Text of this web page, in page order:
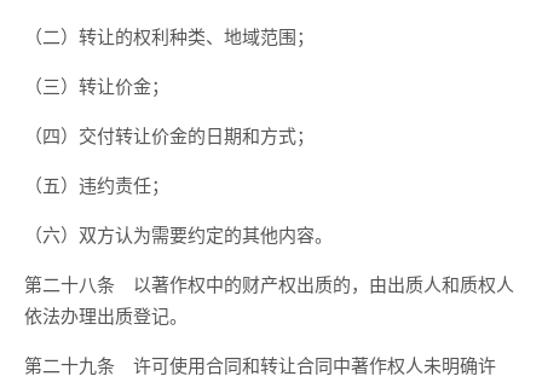
（二）转让的权利种类、地域范围；
（三）转让价金；
（四）交付转让价金的日期和方式；
（五）违约责任；
（六）双方认为需要约定的其他内容。
第二十八条 以著作权中的财产权出质的，由出质人和质权人
依法办理出质登记。
第二十九条 许可使用合同和转让合同中著作权人未明确许